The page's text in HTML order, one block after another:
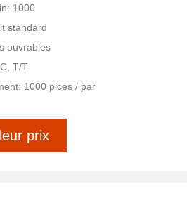
1000
standard
ouvrables
T/T
1000 pices / par
prix